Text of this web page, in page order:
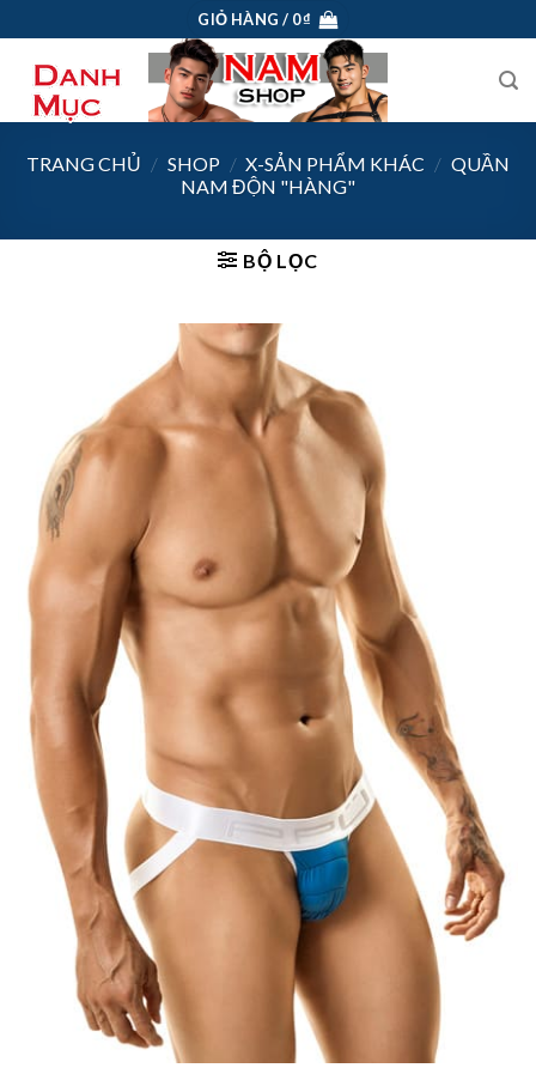
to
content
GIỎ HÀNG / 0₫
TRANG CHỦ / SHOP / X-SẢN PHẨM KHÁC / QUẦN
NAM ĐỘN "HÀNG"
BỘ LỌC